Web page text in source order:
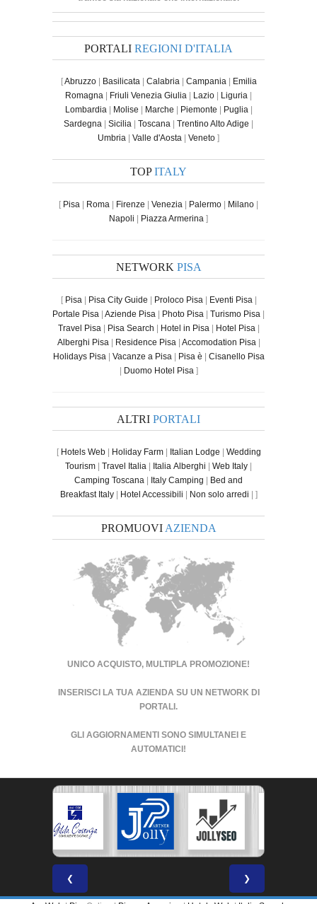
PORTALI REGIONI D'ITALIA
[Abruzzo| Basilicata| Calabria| Campania| Emilia
Romagna | Friuli Venezia Giulia | Lazio | Liguria |
Lombardia| Molise | Marche | Piemonte | Puglia|
Sardegna | Sicilia | Toscana | Trentino Alto Adige |
Umbria | Valle d'Aosta | Veneto ]
TOPITALY
[ Pisa | Roma | Firenze | Venezia | Palermo | Milano |
Napoli | Piazza Armerina ]
NETWORK PISA
[ Pisa| Pisa City Guide | Proloco Pisa| Eventi Pisa|
Portale Pisa | Aziende Pisa | Photo Pisa | Turismo Pisa |
Travel Pisa| Pisa Search | Hotel in Pisa| Hotel Pisa|
Alberghi Pisa| Residence Pisa| Accomodation Pisa|
Holidays Pisa| Vacanze a Pisa| Pisa è | Cisanello Pisa
| Duomo Hotel Pisa]
ALTRI PORTALI
[ Hotels Web| Holiday Farm| Italian Lodge | Wedding
Tourism | Travel Italia | Italia Alberghi | Web Italy |
Camping Toscana | Italy Camping | Bed and
Breakfast Italy| Hotel Accessibili | Non solo arredi | ]
PROMUOVI AZIENDA
UNICO ACQUISTO, MULTIPLA PROMOZIONE!
INSERISCI LA TUA AZIENDA SU UN NETWORK DI
PORTALI.
GLI AGGIORNAMENTI SONO SIMULTANEI E
AUTOMATICI!
❮ ❯